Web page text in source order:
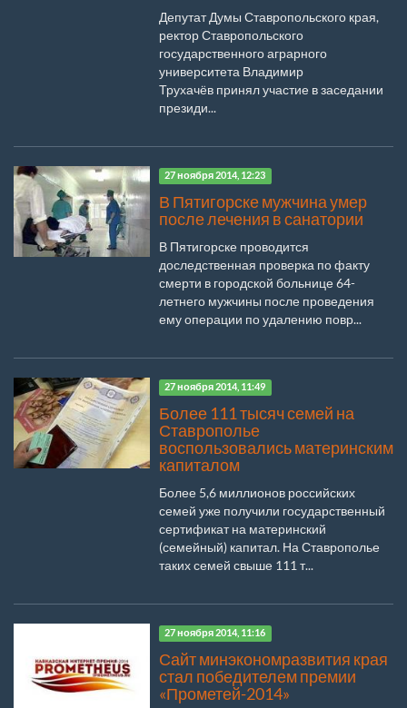
Депутат Думы Ставропольского края,
ректор Ставропольского
государственного аграрного
университета Владимир
Трухачёв принял участие в заседании
президи...
27 ноября 2014, 12:23
В Пятигорске мужчина умер
после лечения в санатории
В Пятигорске проводится
доследственная проверка по факту
смерти в городской больнице 64-
летнего мужчины после проведения
ему операции по удалению повр...
27 ноября 2014, 11:49
Более 111 тысяч семей на
Ставрополье
воспользовались материнским
капиталом
Более 5,6 миллионов российских
семей уже получили государственный
сертификат на материнский
(семейный) капитал. На Ставрополье
таких семей свыше 111 т...
27 ноября 2014, 11:16
Сайт минэкономразвития края
стал победителем премии
«Прометей-2014»